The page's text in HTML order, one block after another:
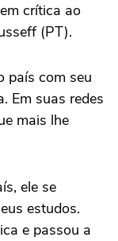
crítica ao
(PT).
país com seu
Em suas redes
mais lhe
ele se
estudos.
e passou a